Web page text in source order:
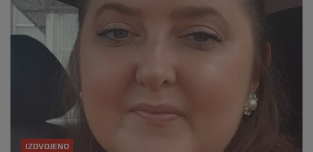
IZDVOJENO